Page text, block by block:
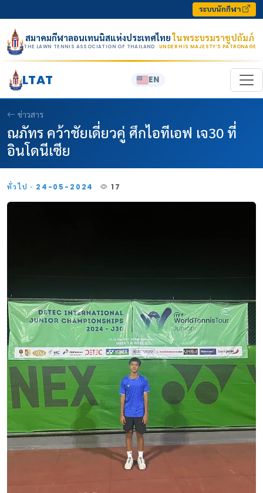
ระบบนักกีฬา
สมาคมกีฬาลอนเทนนิสแห่งประเทศไทยในพระบรมราชูปถัมภ์
THE LAWN TENNIS ASSOCIATION OF THAILAND · UNDER HIS MAJESTY’S PATRONAGE
LTAT EN
ข่าวสาร
ณภัทร คว้าชัยเดี่ยวคู่ ศึกไอทีเอฟ เจ30 ที่
อินโดนีเซีย
ทั่วไป · 24-05-2024 17